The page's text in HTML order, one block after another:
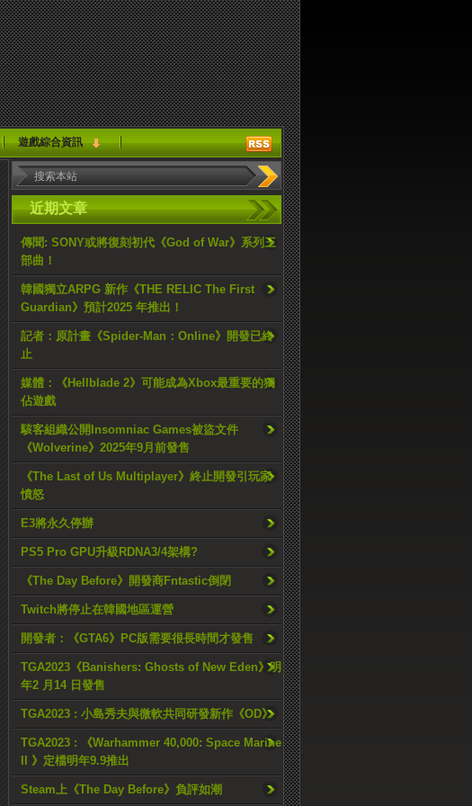
遊戲綜合資訊
近期文章
傳聞: SONY或將復刻初代《God of War》系列三
部曲！
韓國獨立ARPG 新作《THE RELIC The First
Guardian》預計2025 年推出！
記者：原計畫《Spider-Man：Online》開發已終
止
媒體：《Hellblade 2》可能成為Xbox最重要的獨
佔遊戲
駭客組織公開Insomniac Games被盜文件
《Wolverine》2025年9月前發售
《The Last of Us Multiplayer》終止開發引玩家
憤怒
E3將永久停辦
PS5 Pro GPU升級RDNA3/4架構?
《The Day Before》開發商Fntastic倒閉
Twitch將停止在韓國地區運營
開發者：《GTA6》PC版需要很長時間才發售
TGA2023《Banishers: Ghosts of New Eden》明
年2 月14 日發售
TGA2023 : 小島秀夫與微軟共同研發新作《OD》
TGA2023 : 《Warhammer 40,000: Space Marine
II 》定檔明年9.9推出
Steam上《The Day Before》負評如潮